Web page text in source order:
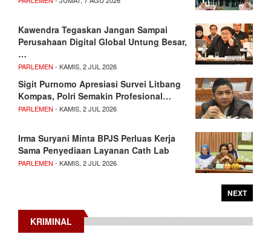
Kawendra Tegaskan Jangan Sampai
Perusahaan Digital Global Untung Besar,
…
PARLEMEN - KAMIS, 2 JUL 2026
Sigit Purnomo Apresiasi Survei Litbang
Kompas, Polri Semakin Profesional…
PARLEMEN - KAMIS, 2 JUL 2026
Irma Suryani Minta BPJS Perluas Kerja
Sama Penyediaan Layanan Cath Lab
PARLEMEN - KAMIS, 2 JUL 2026
NEXT
KRIMINAL